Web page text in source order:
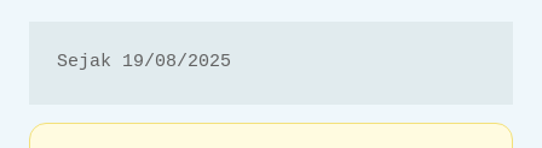
Sejak 19/08/2025